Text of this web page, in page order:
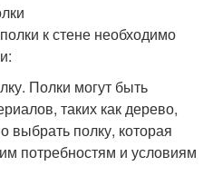
к стене необходимо
Полки могут быть
таких как дерево,
выбрать полку, которая
потребностям и условиям